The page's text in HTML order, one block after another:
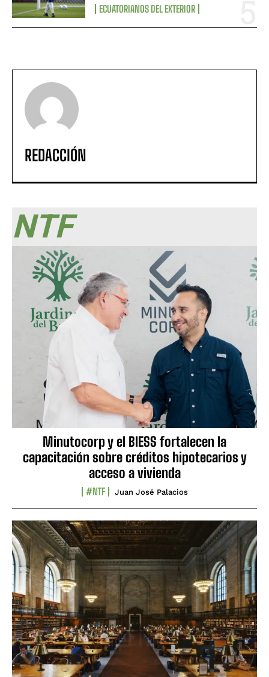
ECUATORIANOS DEL EXTERIOR
REDACCIÓN
NTF
Minutocorp y el BIESS fortalecen la
capacitación sobre créditos hipotecarios y
acceso a vivienda
#NTF Juan José Palacios